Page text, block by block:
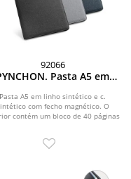
92066
Pasta A5 em
com bloco de 40 páginas
pautadas
Pasta A5 em linho sintético e c.
com fecho magnético. O
contém um bloco de 40 páginas